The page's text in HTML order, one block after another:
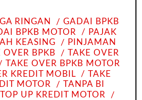
RINGAN
GADAI BPKB
BPKB MOTOR
PAJAK
KEASING
PINJAMAN
OVER BPKB
TAKE OVER
TAKE OVER BPKB MOTOR
KREDIT MOBIL
TAKE
MOTOR
TANPA BI
TOP UP KREDIT MOTOR